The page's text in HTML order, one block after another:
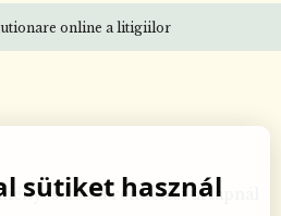
kód a rendelési űrlapnál
sütiket használ